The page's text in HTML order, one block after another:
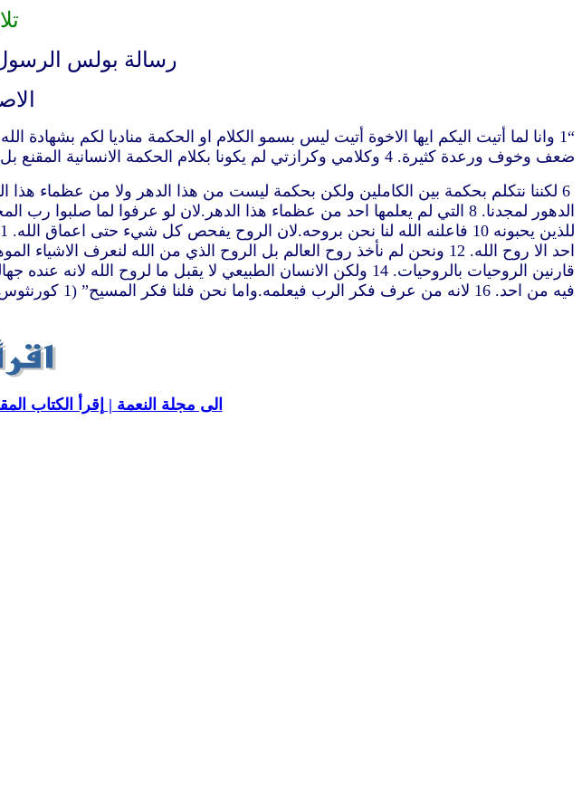
رسالة بولس
ضعف وخوف ورعدة كثيرة. 4 وكلامي وكرازتي لم يكونا بكلام الحكمة الانسانية المقنع بل ببرهان الروح والقوة 5 لكي لا يكون ايمانكم بحكمة الناس بل بقوة الله
فيه من احد. 16 لانه من عرف فكر الرب فيعلمه.واما نحن فلنا فكر المسيح” (1 كورنثوس 2:
الى مجلة النعمة | إقرأ الكتاب